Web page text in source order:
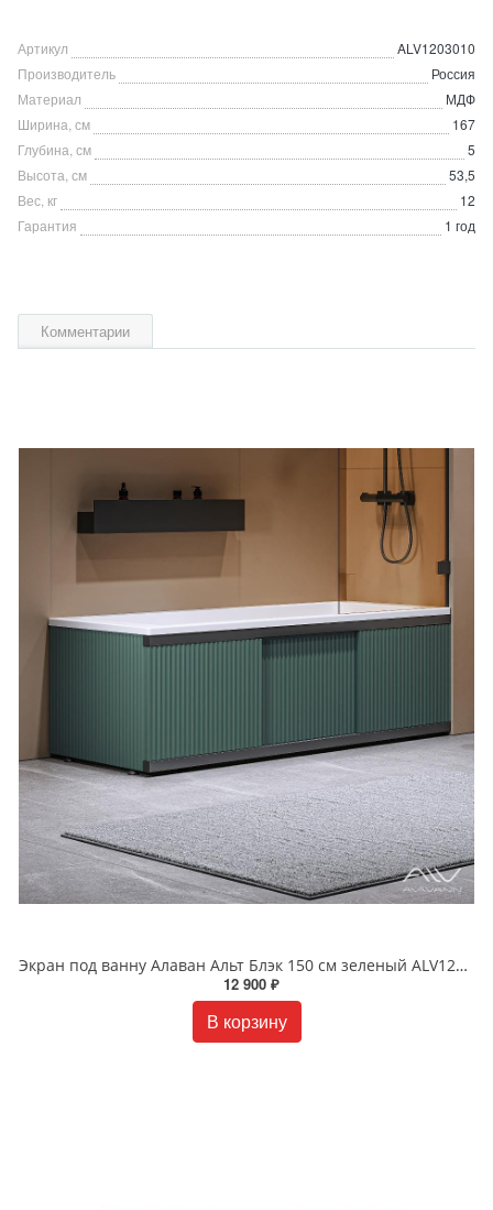
Артикул
ALV1203010
Производитель
Россия
Материал
МДФ
Ширина, см
167
Глубина, см
5
Высота, см
53,5
Вес, кг
12
Гарантия
1 год
Комментарии
Экран под ванну Алаван Альт Блэк 150 см зеленый ALV1201010
12 900 ₽
В корзину